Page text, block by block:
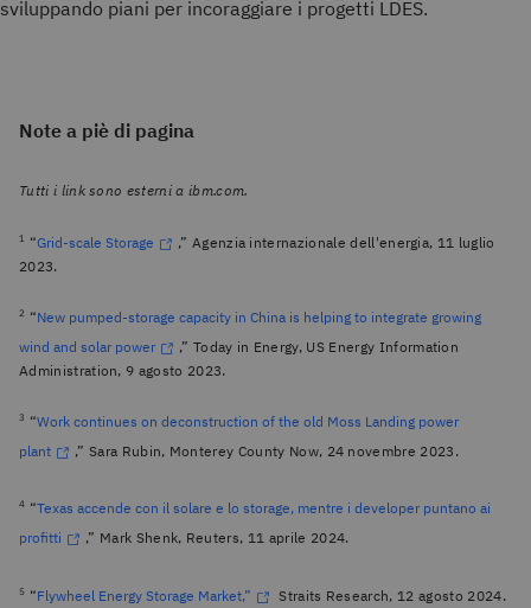
sviluppando piani per incoraggiare i progetti LDES.
Note a piè di pagina
Tutti i link sono esterni a ibm.com.
1 “Grid-scale Storage
,” Agenzia internazionale dell'energia, 11 luglio
2023.
2 “New pumped-storage capacity in China is helping to integrate growing
wind and solar power
,” Today in Energy, US Energy Information
Administration, 9 agosto 2023.
3 “Work continues on deconstruction of the old Moss Landing power
plant
,” Sara Rubin, Monterey County Now, 24 novembre 2023.
4 “Texas accende con il solare e lo storage, mentre i developer puntano ai
profitti
,” Mark Shenk, Reuters, 11 aprile 2024.
5 “Flywheel Energy Storage Market,” Straits Research, 12 agosto 2024.